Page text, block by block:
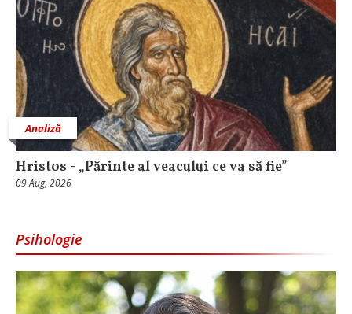
Analiză
Hristos - „Părinte al veacului ce va să fie”
09 Aug, 2026
Psihologie